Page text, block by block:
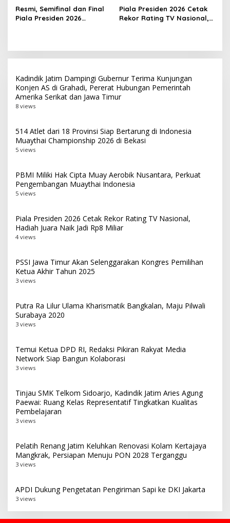
Tekanan Mental Atlet Laki-
Laki
Barometer Bola Tangan
Indonesia
Resmi, Semifinal dan Final
Piala Presiden 2026
Piala Presiden 2026 Cetak
Rekor Rating TV Nasional,
Kadindik Jatim Dampingi Gubernur Terima Kunjungan
Konjen AS di Grahadi, Pererat Hubungan Pemerintah
Amerika Serikat dan Jawa Timur
8 views
514 Atlet dari 18 Provinsi Siap Bertarung di Indonesia
Muaythai Championship 2026 di Bekasi
5 views
PBMI Miliki Hak Cipta Muay Aerobik Nusantara, Perkuat
Pengembangan Muaythai Indonesia
5 views
Piala Presiden 2026 Cetak Rekor Rating TV Nasional,
Hadiah Juara Naik Jadi Rp8 Miliar
4 views
PSSI Jawa Timur Akan Selenggarakan Kongres Pemilihan
Ketua Akhir Tahun 2025
3 views
Putra Ra Lilur Ulama Kharismatik Bangkalan, Maju Pilwali
Surabaya 2020
3 views
Temui Ketua DPD RI, Redaksi Pikiran Rakyat Media
Network Siap Bangun Kolaborasi
3 views
Tinjau SMK Telkom Sidoarjo, Kadindik Jatim Aries Agung
Paewai: Ruang Kelas Representatif Tingkatkan Kualitas
Pembelajaran
3 views
Pelatih Renang Jatim Keluhkan Renovasi Kolam Kertajaya
Mangkrak, Persiapan Menuju PON 2028 Terganggu
3 views
APDI Dukung Pengetatan Pengiriman Sapi ke DKI Jakarta
3 views